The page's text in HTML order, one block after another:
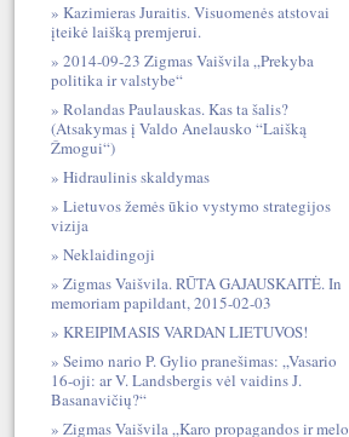
Kazimieras Juraitis. Visuomenės atstovai
įteikė laišką premjerui.
2014-09-23 Zigmas Vaišvila „Prekyba
politika ir valstybe“
Rolandas Paulauskas. Kas ta šalis?
(Atsakymas į Valdo Anelausko “Laišką
Žmogui“)
Hidraulinis skaldymas
Lietuvos žemės ūkio vystymo strategijos
vizija
Neklaidingoji
Zigmas Vaišvila. RŪTA GAJAUSKAITĖ. In
memoriam papildant, 2015-02-03
KREIPIMASIS VARDAN LIETUVOS!
Seimo nario P. Gylio pranešimas: „Vasario
16-oji: ar V. Landsbergis vėl vaidins J.
Basanavičių?“
Zigmas Vaišvila „Karo propagandos ir melo